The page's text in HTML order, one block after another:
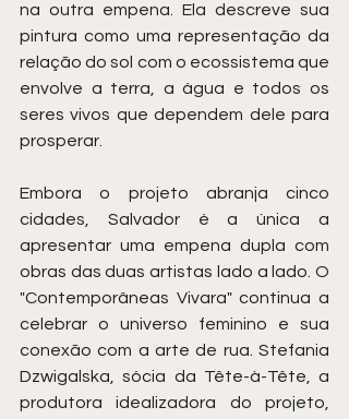
na outra empena. Ela descreve sua
pintura como uma representação da
relação do sol com o ecossistema que
envolve a terra, a água e todos os
seres vivos que dependem dele para
prosperar.
Embora o projeto abranja cinco
cidades, Salvador é a única a
apresentar uma empena dupla com
obras das duas artistas lado a lado. O
"Contemporâneas Vivara" continua a
celebrar o universo feminino e sua
conexão com a arte de rua. Stefania
Dzwigalska, sócia da Tête-à-Tête, a
produtora idealizadora do projeto,